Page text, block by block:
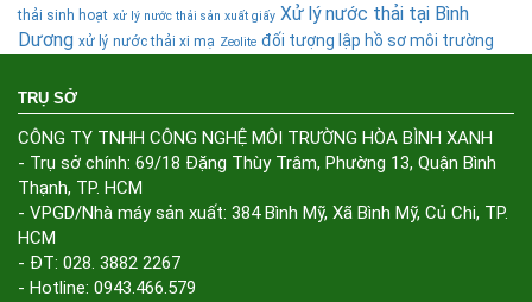
thải sinh hoạt xử lý nước thải sản xuất giấy Xử lý nước thải tại Bình
Dương xử lý nước thải xi mạ Zeolite đối tượng lập hồ sơ môi trường
TRỤ SỞ
CÔNG TY TNHH CÔNG NGHỆ MÔI TRƯỜNG HÒA BÌNH XANH
- Trụ sở chính: 69/18 Đặng Thùy Trâm, Phường 13, Quận Bình
Thạnh, TP. HCM
- VPGD/Nhà máy sản xuất: 384 Bình Mỹ, Xã Bình Mỹ, Củ Chi, TP.
HCM
- ĐT: 028. 3882 2267
- Hotline: 0943.466.579